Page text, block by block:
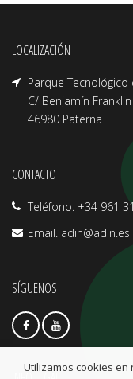
LOCALIZACIÓN
Parque Tecnológico
C/ Benjamín
46980 Paterna
CONTACTO
Teléfono. +34 961
Email. adin@adin.es
SÍGUENOS
Utilizamos cookies